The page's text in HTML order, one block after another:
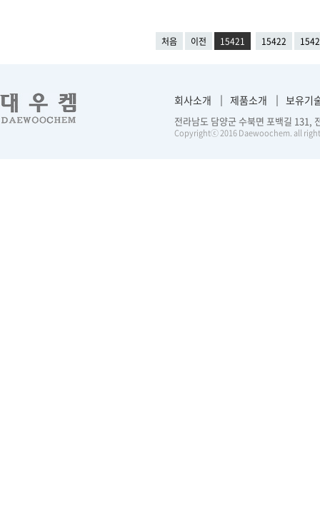
처음 이전 15421 15422
회사소개 제품소개 보유기
전라남도 담양군 수북면 포백길
Copyrightⓒ 2016 Daewoochem. all